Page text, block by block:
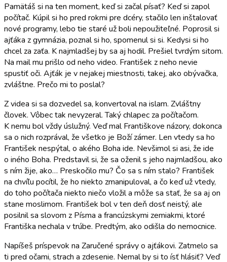
Pamätáš si na ten moment, keď si začal písať? Keď si zapol
počítač. Kúpil si ho pred rokmi pre dcéry, stačilo len inštalovať
nové programy, lebo tie staré už boli nepoužiteľné. Poprosil si
ajťáka z gymnázia, poznal si ho, spomenul si si. Kedysi si ho
chcel za zaťa. K najmladšej by sa aj hodil. Prešiel tvrdým sitom.
Na mail mu prišlo od neho video. František z neho nevie
spustiť oči. Ajťák je v nejakej miestnosti, takej, ako obývačka,
zvláštne. Prečo mi to poslal?
Z videa si sa dozvedel sa, konvertoval na islam. Zvláštny
človek. Vôbec tak nevyzeral. Taký chlapec za počítačom.
K nemu bol vždy úslužný. Veď mal Františkove názory, dokonca
sa o nich rozprával, že všetko je Boží zámer. Len vtedy sa ho
František nespýtal, o akého Boha ide. Nevšimol si asi, že ide
o iného Boha. Predstavil si, že sa oženil s jeho najmladšou, ako
s ním žije, ako… Preskočilo mu? Čo sa s ním stalo? František
na chvíľu pocítil, že ho niekto zmanipuloval, a čo keď už vtedy,
do toho počítača niekto niečo vložil a môže sa stať, že sa aj on
stane moslimom. František bol v ten deň dosť neistý, ale
posilnil sa slovom z Písma a francúzskymi zemiakmi, ktoré
Františka nechala v trúbe. Predtým, ako odišla do nemocnice.
Napíšeš príspevok na Zaručené správy o ajťákovi. Zatmelo sa
ti pred očami, strach a zdesenie. Nemal by si to ísť hlásiť? Veď